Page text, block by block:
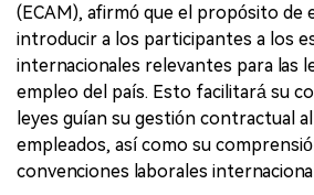
(ECAM), afirmó que el propósito de
introducir a los participantes a los
internacionales relevantes para las
empleo del país. Esto facilitará su
leyes guían su gestión contractual
empleados, así como su
convenciones laborales